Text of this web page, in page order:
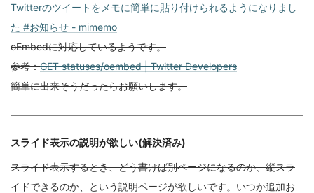
Twitterのツイートをメモに簡単に貼り付けられるようになりまし
た #お知らせ - mimemo
oEmbedに対応しているようです。
参考：GET statuses/oembed | Twitter Developers
簡単に出来そうだったらお願いします。
スライド表示の説明が欲しい(解決済み)
スライド表示するとき、どう書けば別ページになるのか、縦スラ
イドできるのか、という説明ページが欲しいです。いつか追加お